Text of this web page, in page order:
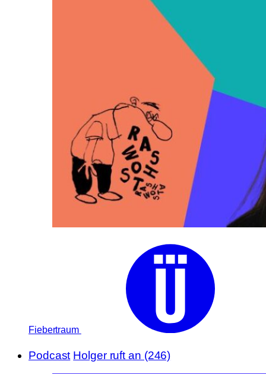
Fiebertraum
Podcast Holger ruft an (246)